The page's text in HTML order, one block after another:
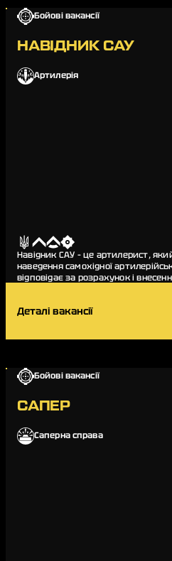
Бойові вакансії
НАВІДНИК САУ
Артилерія
Навідник САУ – це артилерист,
наведення самохідної
відповідає за розрахунок і
Деталі вакансії
Бойові вакансії
САПЕР
Саперна справа